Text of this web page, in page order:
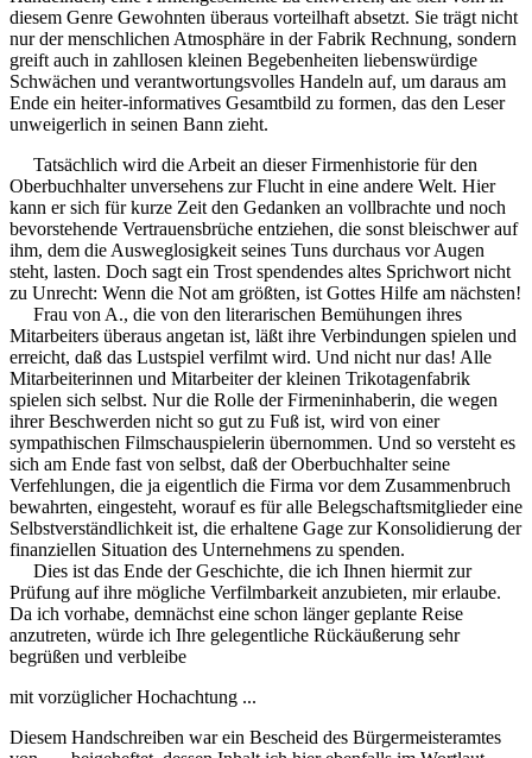
diesem Genre Gewohnten überaus vorteilhaft absetzt. Sie trägt nicht
nur der menschlichen Atmosphäre in der Fabrik Rechnung, sondern
greift auch in zahllosen kleinen Begebenheiten liebenswürdige
Schwächen und verantwortungsvolles Handeln auf, um daraus am
Ende ein heiter-informatives Gesamtbild zu formen, das den Leser
unweigerlich in seinen Bann zieht.
Tatsächlich wird die Arbeit an dieser Firmenhistorie für den
Oberbuchhalter unversehens zur Flucht in eine andere Welt. Hier
kann er sich für kurze Zeit den Gedanken an vollbrachte und noch
bevorstehende Vertrauensbrüche entziehen, die sonst bleischwer auf
ihm, dem die Ausweglosigkeit seines Tuns durchaus vor Augen
steht, lasten. Doch sagt ein Trost spendendes altes Sprichwort nicht
zu Unrecht: Wenn die Not am größten, ist Gottes Hilfe am nächsten!
Frau von A., die von den literarischen Bemühungen ihres
Mitarbeiters überaus angetan ist, läßt ihre Verbindungen spielen und
erreicht, daß das Lustspiel verfilmt wird. Und nicht nur das! Alle
Mitarbeiterinnen und Mitarbeiter der kleinen Trikotagenfabrik
spielen sich selbst. Nur die Rolle der Firmeninhaberin, die wegen
ihrer Beschwerden nicht so gut zu Fuß ist, wird von einer
sympathischen Filmschauspielerin übernommen. Und so versteht es
sich am Ende fast von selbst, daß der Oberbuchhalter seine
Verfehlungen, die ja eigentlich die Firma vor dem Zusammenbruch
bewahrten, eingesteht, worauf es für alle Belegschaftsmitglieder eine
Selbstverständlichkeit ist, die erhaltene Gage zur Konsolidierung der
finanziellen Situation des Unternehmens zu spenden.
Dies ist das Ende der Geschichte, die ich Ihnen hiermit zur
Prüfung auf ihre mögliche Verfilmbarkeit anzubieten, mir erlaube.
Da ich vorhabe, demnächst eine schon länger geplante Reise
anzutreten, würde ich Ihre gelegentliche Rückäußerung sehr
begrüßen und verbleibe
mit vorzüglicher Hochachtung ...
Diesem Handschreiben war ein Bescheid des Bürgermeisteramtes